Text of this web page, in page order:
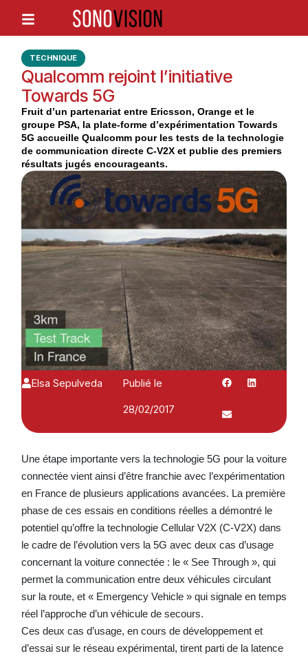
TECHNIQUE
Qualcomm rejoint l’initiative
Towards 5G
Fruit d’un partenariat entre Ericsson, Orange et le
groupe PSA, la plate-forme d’expérimentation Towards
5G accueille Qualcomm pour les tests de la technologie
de communication directe C-V2X et publie des premiers
résultats jugés encourageants.
Elsa Sepulveda
Publié le
28/02/2017
Une étape importante vers la technologie 5G pour la voiture
connectée vient ainsi d’être franchie avec l’expérimentation
en France de plusieurs applications avancées. La première
phase de ces essais en conditions réelles a démontré le
potentiel qu’offre la technologie Cellular V2X (C-V2X) dans
le cadre de l’évolution vers la 5G avec deux cas d’usage
concernant la voiture connectée : le « See Through », qui
permet la communication entre deux véhicules circulant
sur la route, et « Emergency Vehicle » qui signale en temps
réel l’approche d’un véhicule de secours.
Ces deux cas d’usage, en cours de développement et
d’essai sur le réseau expérimental, tirent parti de la latence